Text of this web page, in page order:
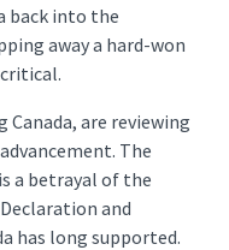
back into the
away a hard-won
Canada, are reviewing
The
a betrayal of the
and
has long supported.